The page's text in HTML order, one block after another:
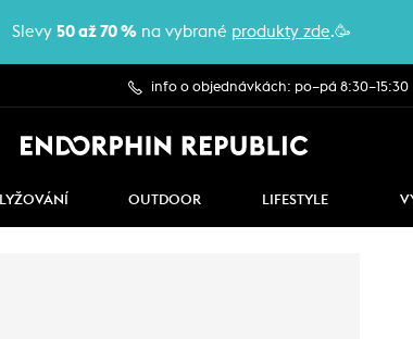
Slevy 50 až 70 % na vybrané produkty zde.🥳
info o objednávkách: po–pá 8:30–15:30
LYŽOVÁNÍ OUTDOOR LIFESTYLE